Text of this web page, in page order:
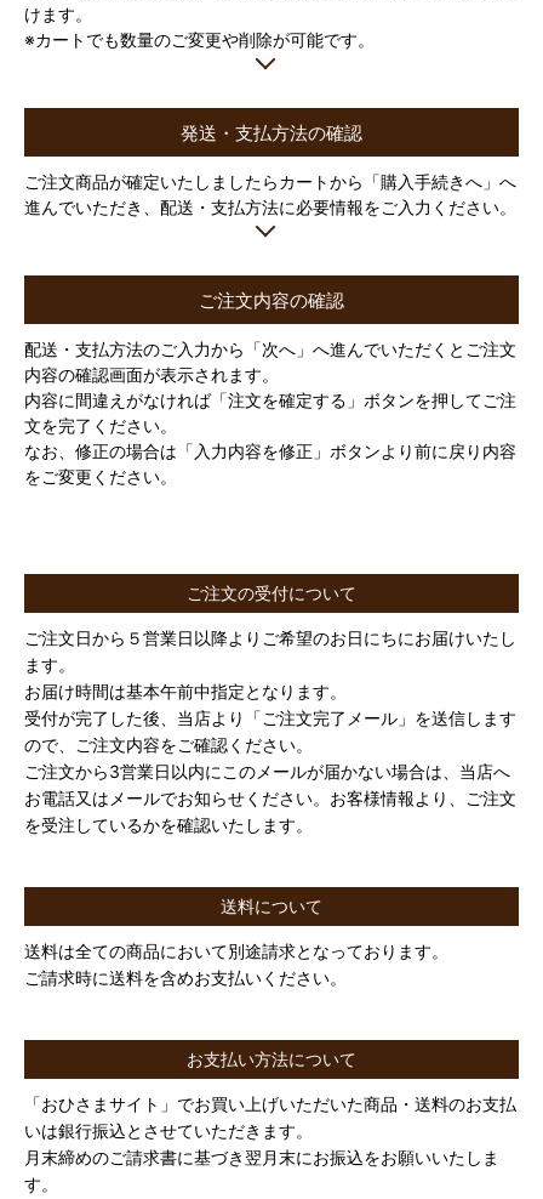
けます。
※カートでも数量のご変更や削除が可能です。
発送・支払方法の確認
ご注文商品が確定いたしましたらカートから「購入手続きへ」へ
進んでいただき、配送・支払方法に必要情報をご入力ください。
ご注文内容の確認
配送・支払方法のご入力から「次へ」へ進んでいただくとご注文
内容の確認画面が表示されます。
内容に間違えがなければ「注文を確定する」ボタンを押してご注
文を完了ください。
なお、修正の場合は「入力内容を修正」ボタンより前に戻り内容
をご変更ください。
ご注文の受付について
ご注文日から５営業日以降よりご希望のお日にちにお届けいたし
ます。
お届け時間は基本午前中指定となります。
受付が完了した後、当店より「ご注文完了メール」を送信します
ので、ご注文内容をご確認ください。
ご注文から3営業日以内にこのメールが届かない場合は、当店へ
お電話又はメールでお知らせください。お客様情報より、ご注文
を受注しているかを確認いたします。
送料について
送料は全ての商品において別途請求となっております。
ご請求時に送料を含めお支払いください。
お支払い方法について
「おひさまサイト」でお買い上げいただいた商品・送料のお支払
いは銀行振込とさせていただきます。
月末締めのご請求書に基づき翌月末にお振込をお願いいたしま
す。